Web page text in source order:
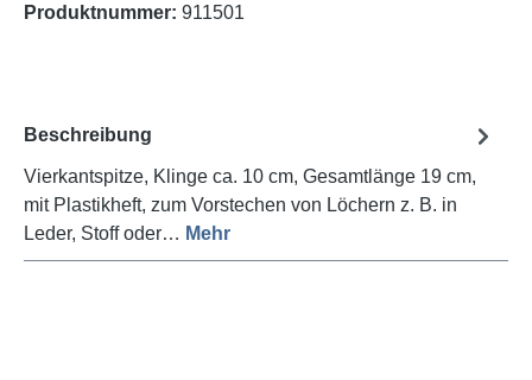
Produktnummer: 911501
Beschreibung
Vierkantspitze, Klinge ca. 10 cm, Gesamtlänge 19 cm,
mit Plastikheft, zum Vorstechen von Löchern z. B. in
Leder, Stoff oder… Mehr